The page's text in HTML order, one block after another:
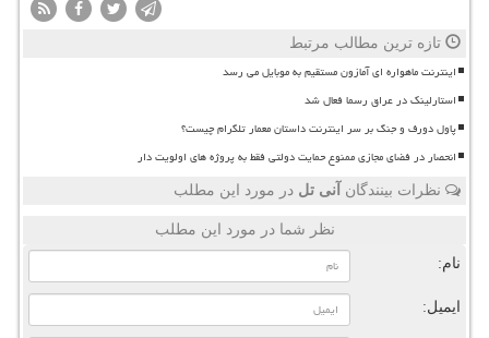
تازه ترین مطالب مرتبط
اینترنت ماهواره ای آمازون مستقیم به موبایل می رسد
استارلینک در عراق رسما فعال شد
پاول دورف و جنگ بر سر اینترنت داستان معمار تلگرام چیست؟
انحصار در فضای مجازی ممنوع حمایت دولتی فقط به پروژه های اولویت دار
نظرات بینندگان آنی تل در مورد این مطلب
نظر شما در مورد این مطلب
نام:
ایمیل: